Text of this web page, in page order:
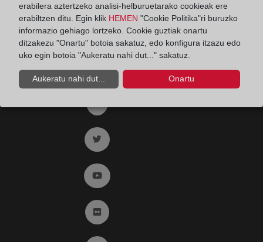
Fax:91 564 11 59
Email:contacto@registradores.org
Registro de entrada del Colegio de registradores
Ir a twitter (abre en ventana nueva)
Ir a YouTube (abre en ventana nueva)
Ir a Flickr (abre en ventana nueva)
erabilera aztertzeko analisi-helburuetarako cookieak ere
erabiltzen ditu. Egin klik HEMEN "Cookie Politika"ri buruzko
informazio gehiago lortzeko. Cookie guztiak onartu
ditzakezu "Onartu" botoia sakatuz, edo konfigura itzazu edo
uko egin botoia "Aukeratu nahi dut..." sakatuz.
Aukeratu nahi dut... Onartu